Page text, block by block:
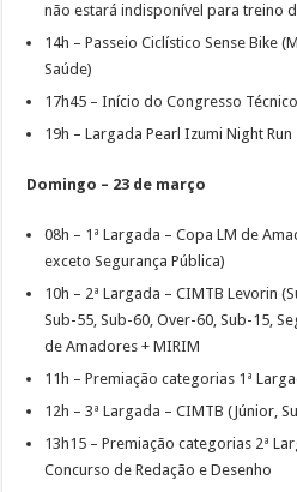
não estará indisponível para treino
14h – Passeio Ciclístico Sense Bike
Saúde)
17h45 – Início do Congresso
19h – Largada Pearl Izumi Night Run
Domingo – 23 de março
08h – 1ª Largada – Copa LM de
exceto Segurança Pública)
10h – 2ª Largada – CIMTB Levorin
Sub-55, Sub-60, Over-60, Sub-15,
de Amadores + MIRIM
11h – Premiação categorias 1ª
12h – 3ª Largada – CIMTB (Júnior,
13h15 – Premiação categorias 2ª
Concurso de Redação e Desenho